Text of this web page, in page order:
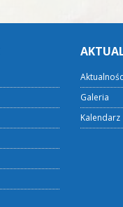
Galeria
Kalendarz